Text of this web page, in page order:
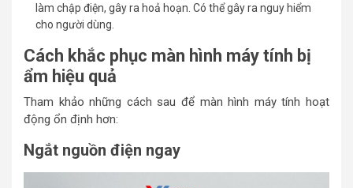
làm chập điện, gây ra hoả hoạn. Có thể gây ra nguy hiểm
cho người dùng.
Cách khắc phục màn hình máy tính bị
ẩm hiệu quả
Tham khảo những cách sau để màn hình máy tính hoạt
động ổn định hơn:
Ngắt nguồn điện ngay